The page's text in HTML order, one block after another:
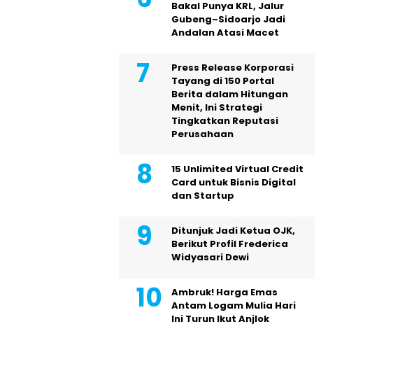
Bakal Punya KRL, Jalur
Gubeng–Sidoarjo Jadi
Andalan Atasi Macet
Press Release Korporasi
Tayang di 150 Portal
Berita dalam Hitungan
Menit, Ini Strategi
Tingkatkan Reputasi
Perusahaan
15 Unlimited Virtual Credit
Card untuk Bisnis Digital
dan Startup
Ditunjuk Jadi Ketua OJK,
Berikut Profil Frederica
Widyasari Dewi
Ambruk! Harga Emas
Antam Logam Mulia Hari
Ini Turun Ikut Anjlok